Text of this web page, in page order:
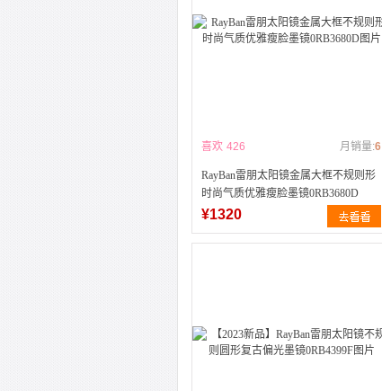
喜欢 426 月销量:6
RayBan雷朋太阳镜金属大框不规则形
时尚气质优雅瘦脸墨镜0RB3680D
¥1320